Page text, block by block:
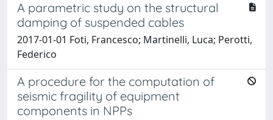
A parametric study on the structural
damping of suspended cables
2017-01-01 Foti, Francesco; Martinelli, Luca; Perotti,
Federico
A procedure for the computation of
seismic fragility of equipment
components in NPPs